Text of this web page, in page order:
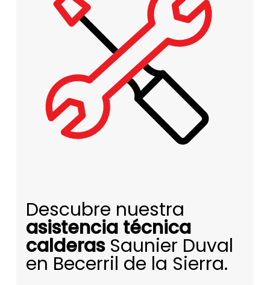
Descubre nuestra
asistencia técnica
calderasSaunier Duval
en Becerril de la Sierra.